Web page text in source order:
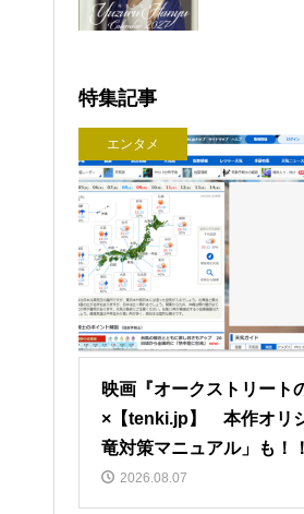
特集記事
エンタメ
映画『オークストリート
×【tenki.jp】 本作オリ
竜対策マニュアル」も！！
2026.08.07